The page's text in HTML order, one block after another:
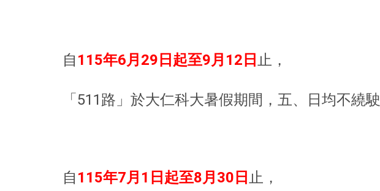
自 115年6月29日起至9月12日 止，
「511路」於大仁科大暑假期間，五、日均不繞駛
自 115年7月1日起至8月30日 止，